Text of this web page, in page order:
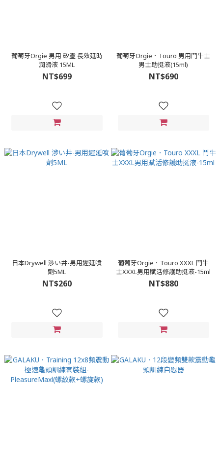
葡萄牙Orgie 男用 矽靈 長效延時
潤滑液 15ML
NT$699
葡萄牙Orgie．Touro 男用鬥牛士
男士助挺液(15ml)
NT$690
日本Drywell 涉い井-男用遲延噴
劑5ML
NT$260
葡萄牙Orgie．Touro XXXL 鬥牛
士XXXL男用賦活修護助挺液-15ml
NT$880